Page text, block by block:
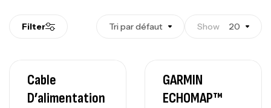
Filter Tri par défaut Show 20
Cable
D’alimentation
GARMIN
ECHOMAP™